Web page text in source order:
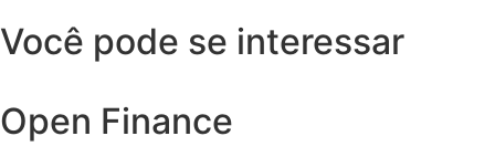
Você pode se interessar
Open Finance